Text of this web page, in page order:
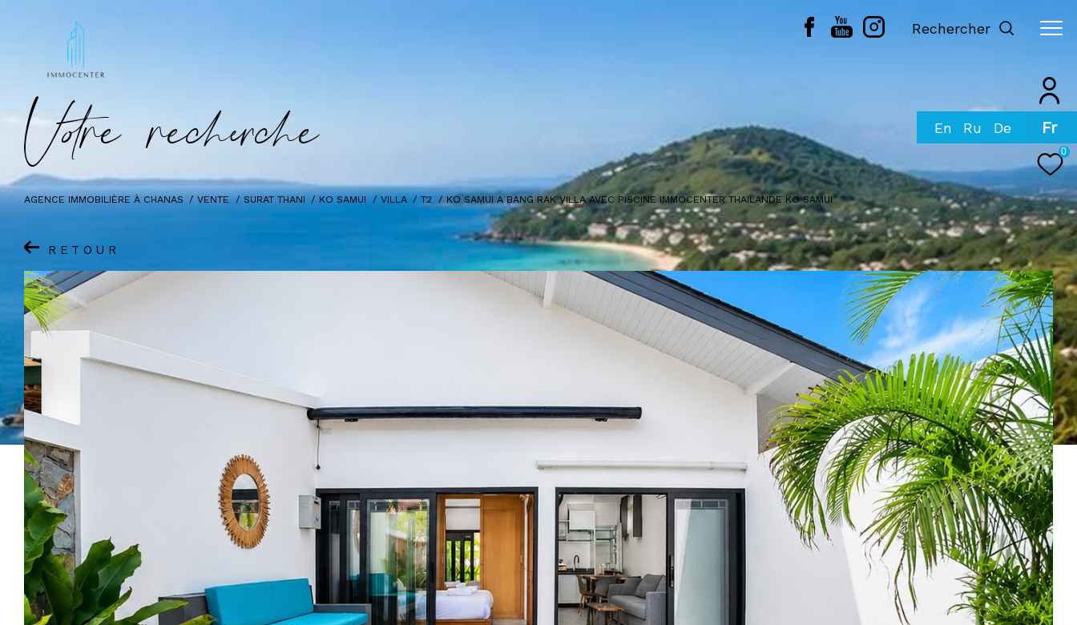
Fr
0
Rechercher
Vore recece
AGENCE IMMOBILIÈRE À CHANAS VENTE SURAT THANI KO SAMUI VILLA T2 KO SAMUI A BANG RAK VILLA AVEC PISCINE IMMOCENTER THAILANDE KO SAMUI
RETOUR